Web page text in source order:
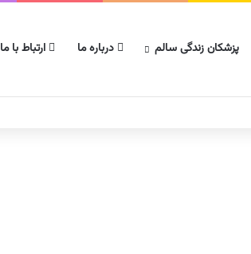
پزشکان زندگی سالم درباره ما ارتباط با ما